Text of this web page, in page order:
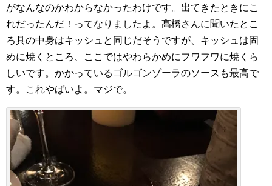
がなんなのかわからなかったわけです。出てきたときにこ
れだったんだ！ってなりましたよ。髙橋さんに聞いたとこ
ろ具の中身はキッシュと同じだそうですが、キッシュは固
めに焼くところ、ここではやわらかめにフワフワに焼くら
しいです。かかっているゴルゴンゾーラのソースも最高で
す。これやばいよ。マジで。